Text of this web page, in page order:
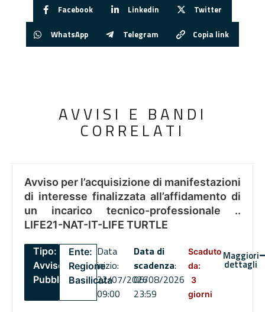
Facebook Linkedin Twitter
WhatsApp Telegram Copia link
AVVISI E BANDI
CORRELATI
Avviso per l’acquisizione di manifestazioni
di interesse finalizzata all’affidamento di
un incarico tecnico-professionale ..
LIFE21-NAT-IT-LIFE TURTLE
Tipo:
Avviso
Pubblico
Ente:
Regione
Basilicata
Data
inizio:
22/07/2026
09:00
Data di
scadenza:
06/08/2026
23:59
Scaduto
da:
3
giorni
Maggiori
dettagli